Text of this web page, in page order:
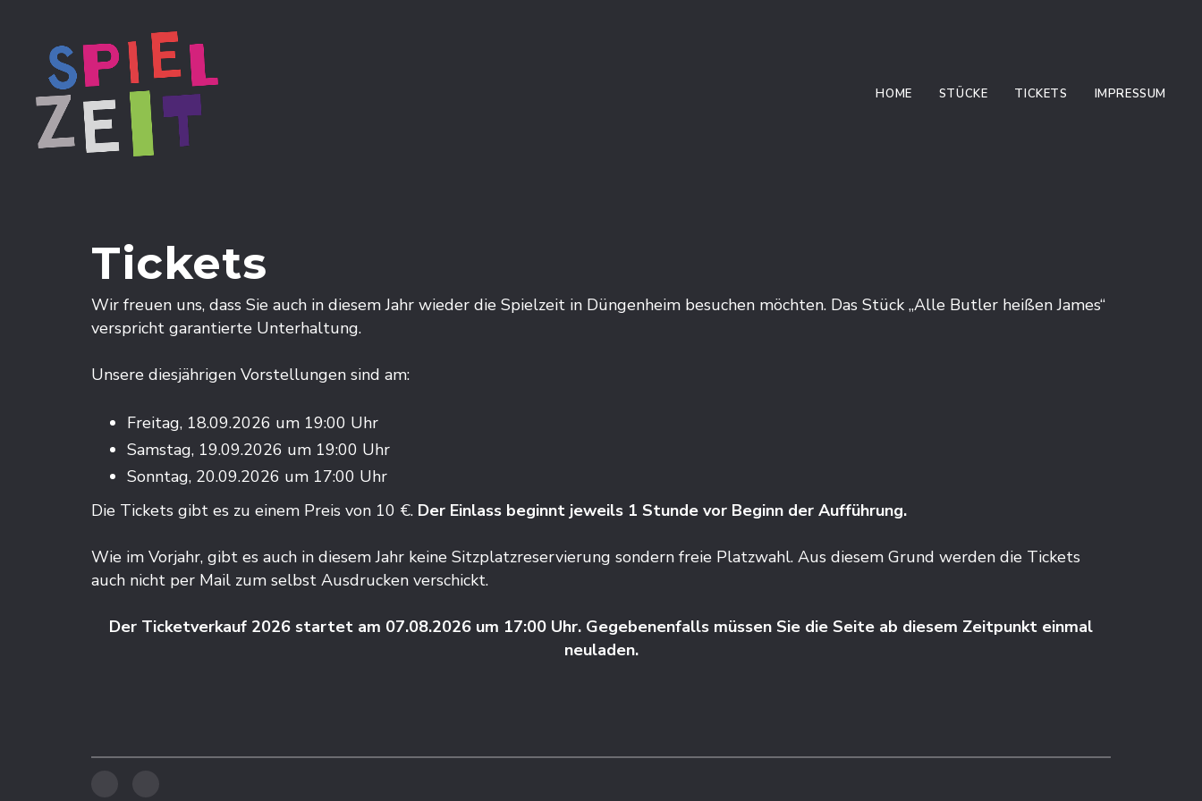
HOME STÜCKE TICKETS IMPRESSUM
Tickets
Wir freuen uns, dass Sie auch in diesem Jahr wieder die Spielzeit in Düngenheim besuchen möchten. Das Stück „Alle Butler heißen James“
verspricht garantierte Unterhaltung.
Unsere diesjährigen Vorstellungen sind am:
Freitag, 18.09.2026 um 19:00 Uhr
Samstag, 19.09.2026 um 19:00 Uhr
Sonntag, 20.09.2026 um 17:00 Uhr
Die Tickets gibt es zu einem Preis von 10 €. Der Einlass beginnt jeweils 1 Stunde vor Beginn der Aufführung.
Wie im Vorjahr, gibt es auch in diesem Jahr keine Sitzplatzreservierung sondern freie Platzwahl. Aus diesem Grund werden die Tickets
auch nicht per Mail zum selbst Ausdrucken verschickt.
Der Ticketverkauf 2026 startet am 07.08.2026 um 17:00 Uhr. Gegebenenfalls müssen Sie die Seite ab diesem Zeitpunkt einmal
neuladen.